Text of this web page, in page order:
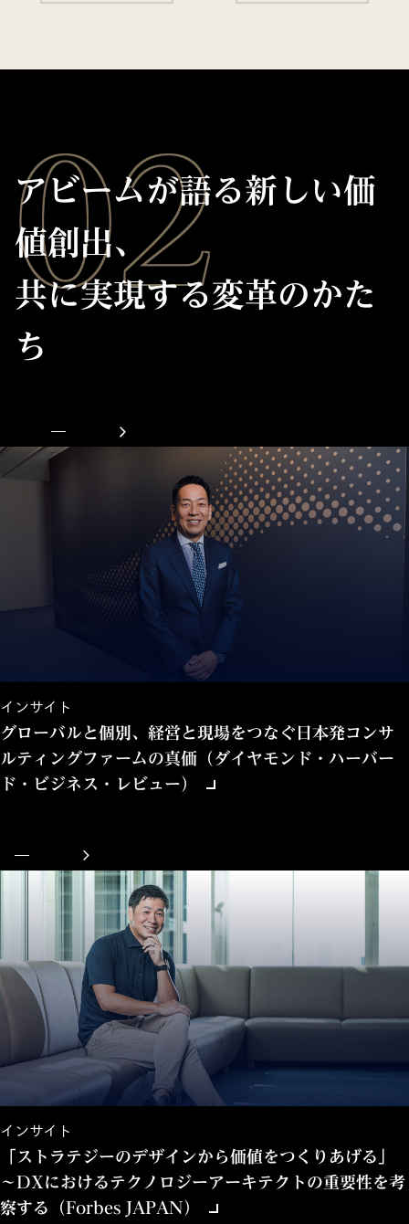
02
アビームが語る新しい価
値創出、
共に実現する変革のかた
ち
インサイト
グローバルと個別、経営と現場をつなぐ日本発コンサ
ルティングファームの真価（ダイヤモンド・ハーバー
ド・ビジネス・レビュー）
インサイト
「ストラテジーのデザインから価値をつくりあげる」
〜DXにおけるテクノロジーアーキテクトの重要性を考
察する（Forbes JAPAN）